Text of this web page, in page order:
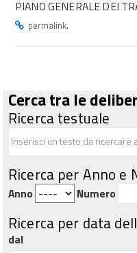
PIANO GENERALE DEI
permalink.
Cerca tra le
Ricerca testuale
Ricerca per Anno e
Anno Numero
Ricerca per data
dal